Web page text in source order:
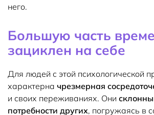
него.
Большую часть
зациклен на себе
Для людей с этой психологической
характерна чрезмерная
и своих переживаниях. Они
потребности других, погружаясь в